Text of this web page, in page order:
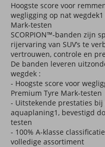
Hoogste score voor
wegligging op nat
Mark-testen
SCORPION™-banden zijn
rijervaring van SUV’s te
vertrouwen, controle en
​De banden leveren
wegdek :
​- Hoogste score voor
Premium Tyre Mark-testen
​- Uitstekende prestaties
aquaplaning1, bevestigd
testen
​- 100% A-klasse
volledige assortiment